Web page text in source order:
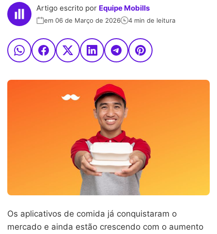
Artigo escrito por Equipe Mobills
em 06 de Março de 2026 4 min de leitura
Os aplicativos de comida já conquistaram o
mercado e ainda estão crescendo com o aumento